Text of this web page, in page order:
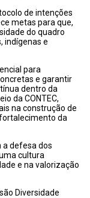
de intenções
metas para que,
do quadro
indígenas e
para
e garantir
dentro da
da CONTEC,
na construção de
da
a defesa dos
cultura
e na valorização
Diversidade